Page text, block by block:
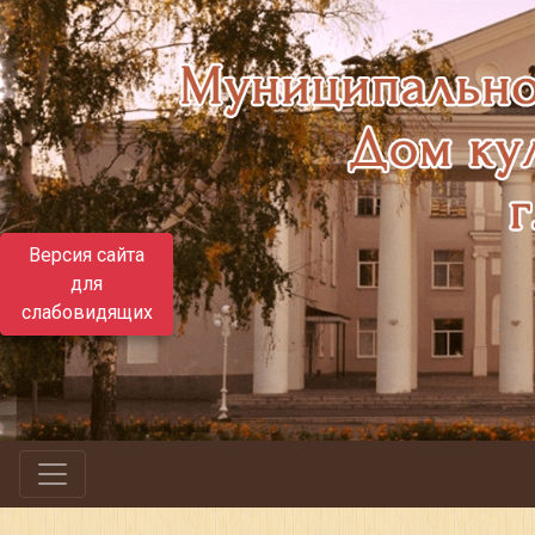
Версия сайта
для
слабовидящих